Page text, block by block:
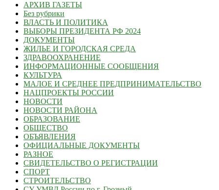
АРХИВ ГАЗЕТЫ
Без рубрики
ВЛАСТЬ И ПОЛИТИКА
ВЫБОРЫ ПРЕЗИДЕНТА РФ 2024
ДОКУМЕНТЫ
ЖИЛЬЕ И ГОРОДСКАЯ СРЕДА
ЗДРАВООХРАНЕНИЕ
ИНФОРМАЦИОННЫЕ СООБЩЕНИЯ
КУЛЬТУРА
МАЛОЕ И СРЕДНЕЕ ПРЕДПРИНИМАТЕЛЬСТВО
НАЦПРОЕКТЫ РОССИИ
НОВОСТИ
НОВОСТИ РАЙОНА
ОБРАЗОВАНИЕ
ОБЩЕСТВО
ОБЪЯВЛЕНИЯ
ОФИЦИАЛЬНЫЕ ДОКУМЕНТЫ
РАЗНОЕ
СВИДЕТЕЛЬСТВО О РЕГИСТРАЦИИ
СПОРТ
СТРОИТЕЛЬСТВО